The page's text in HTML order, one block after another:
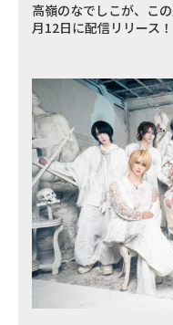
高嶺のなでしこが、こ
月12日に配信リリース！